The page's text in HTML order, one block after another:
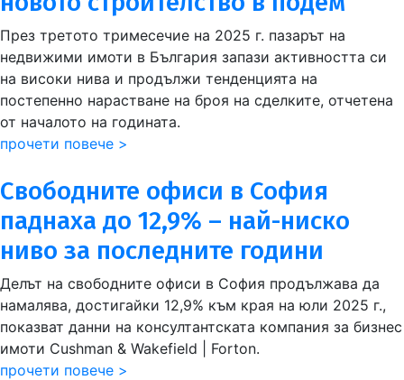
През третото тримесечие на 2025 г. пазарът на
недвижими имоти в България запази активността си
на високи нива и продължи тенденцията на
постепенно нарастване на броя на сделките, отчетена
от началото на годината.
прочети повече >
Свободните офиси в София
паднаха до 12,9% – най-ниско
ниво за последните години
Делът на свободните офиси в София продължава да
намалява, достигайки 12,9% към края на юли 2025 г.,
показват данни на консултантската компания за бизнес
имоти Cushman & Wakefield | Forton.
прочети повече >